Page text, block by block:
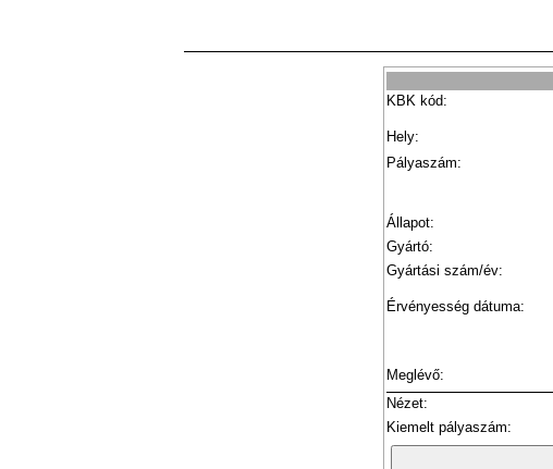
KBK kód:
Hely:
Pályaszám:
Állapot:
Gyártó:
Gyártási szám/év:
Érvényesség dátuma:
Meglévő:
Nézet:
Kiemelt pályaszám: